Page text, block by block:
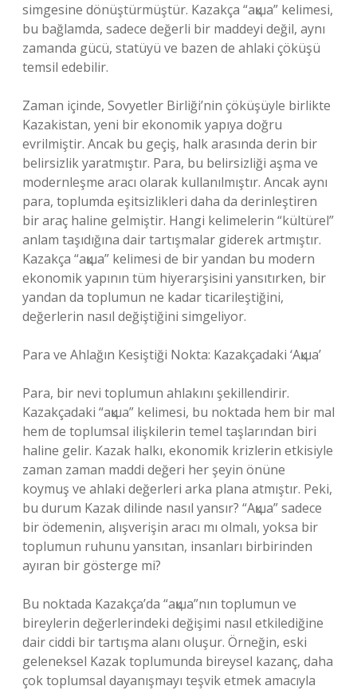
simgesine dönüştürmüştür. Kazakça “ақша” kelimesi,
bu bağlamda, sadece değerli bir maddeyi değil, aynı
zamanda gücü, statüyü ve bazen de ahlaki çöküşü
temsil edebilir.
Zaman içinde, Sovyetler Birliği’nin çöküşüyle birlikte
Kazakistan, yeni bir ekonomik yapıya doğru
evrilmiştir. Ancak bu geçiş, halk arasında derin bir
belirsizlik yaratmıştır. Para, bu belirsizliği aşma ve
modernleşme aracı olarak kullanılmıştır. Ancak aynı
para, toplumda eşitsizlikleri daha da derinleştiren
bir araç haline gelmiştir. Hangi kelimelerin “kültürel”
anlam taşıdığına dair tartışmalar giderek artmıştır.
Kazakça “ақша” kelimesi de bir yandan bu modern
ekonomik yapının tüm hiyerarşisini yansıtırken, bir
yandan da toplumun ne kadar ticarileştiğini,
değerlerin nasıl değiştiğini simgeliyor.
Para ve Ahlağın Kesiştiği Nokta: Kazakçadaki ‘Ақша’
Para, bir nevi toplumun ahlakını şekillendirir.
Kazakçadaki “ақша” kelimesi, bu noktada hem bir mal
hem de toplumsal ilişkilerin temel taşlarından biri
haline gelir. Kazak halkı, ekonomik krizlerin etkisiyle
zaman zaman maddi değeri her şeyin önüne
koymuş ve ahlaki değerleri arka plana atmıştır. Peki,
bu durum Kazak dilinde nasıl yansır? “Ақша” sadece
bir ödemenin, alışverişin aracı mı olmalı, yoksa bir
toplumun ruhunu yansıtan, insanları birbirinden
ayıran bir gösterge mi?
Bu noktada Kazakça’da “ақша”nın toplumun ve
bireylerin değerlerindeki değişimi nasıl etkilediğine
dair ciddi bir tartışma alanı oluşur. Örneğin, eski
geleneksel Kazak toplumunda bireysel kazanç, daha
çok toplumsal dayanışmayı teşvik etmek amacıyla